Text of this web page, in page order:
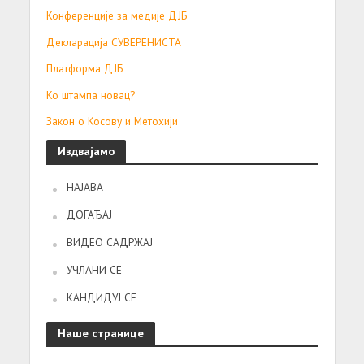
Конференције за медије ДЈБ
Декларација СУВЕРЕНИСТА
Платформа ДЈБ
Ко штампа новац?
Закон о Косову и Метохији
Издвајамо
НАЈАВА
ДОГАЂАЈ
ВИДЕО САДРЖАЈ
УЧЛАНИ СЕ
КАНДИДУЈ СЕ
Наше странице